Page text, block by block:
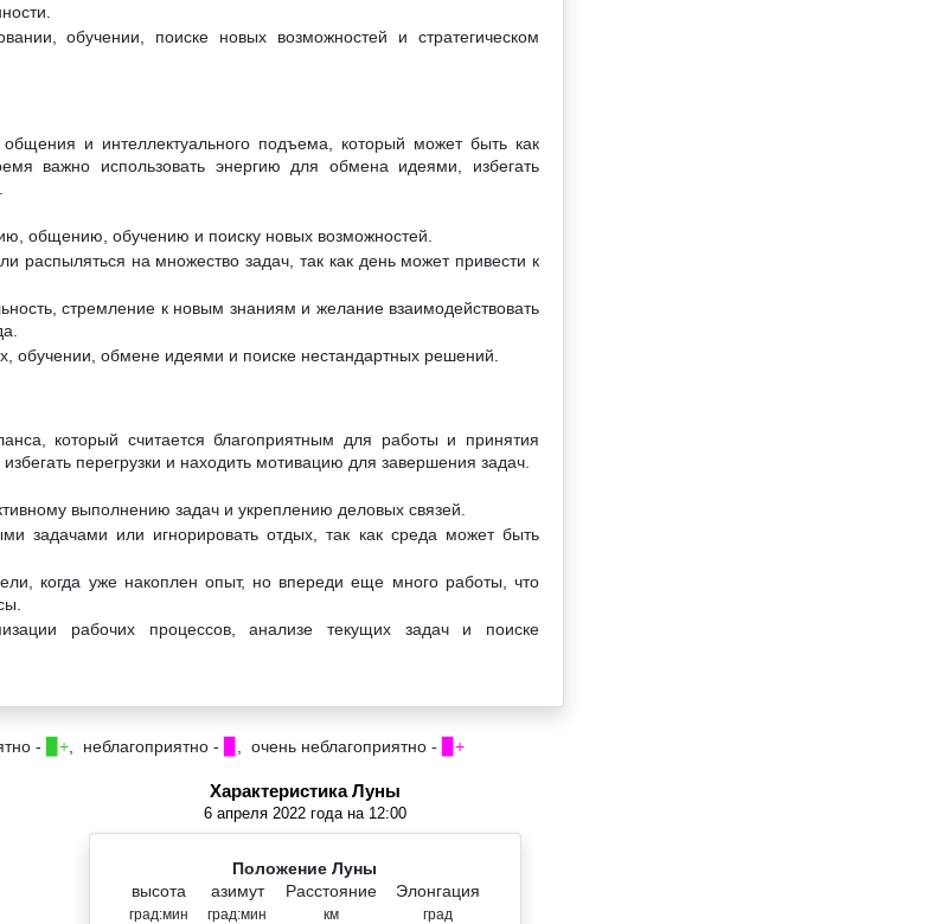
обучении, поиске новых возможностей и стратегическом
и интеллектуального подъема, который может быть как
важно использовать энергию для обмена идеями, избегать
общению, обучению и поиску новых возможностей.
распыляться на множество задач, так как день может привести к
стремление к новым знаниям и желание взаимодействовать
обучении, обмене идеями и поиске нестандартных решений.
который считается благоприятным для работы и принятия
перегрузки и находить мотивацию для завершения задач.
выполнению задач и укреплению деловых связей.
задачами или игнорировать отдых, так как среда может быть
когда уже накоплен опыт, но впереди еще много работы, что
рабочих процессов, анализе текущих задач и поиске
- ▉+ , неблагоприятно - , очень неблагоприятно - ▉+
Характеристика Луны
6 апреля 2022 года на 12:00
Положение Луны
высота
град:мин
азимут
град:мин
Расстояние
км
Элонгация
град